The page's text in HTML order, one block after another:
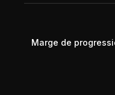
Marge de